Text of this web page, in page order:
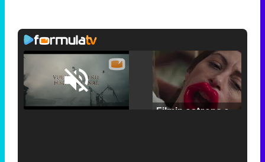
Unmute /
Loaded: